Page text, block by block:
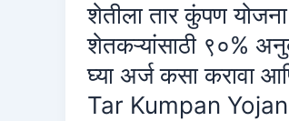
शेतीला तार कुंपण
शेतकऱ्यांसाठी ९०%
घ्या अर्ज कसा करावा
Tar Kumpan